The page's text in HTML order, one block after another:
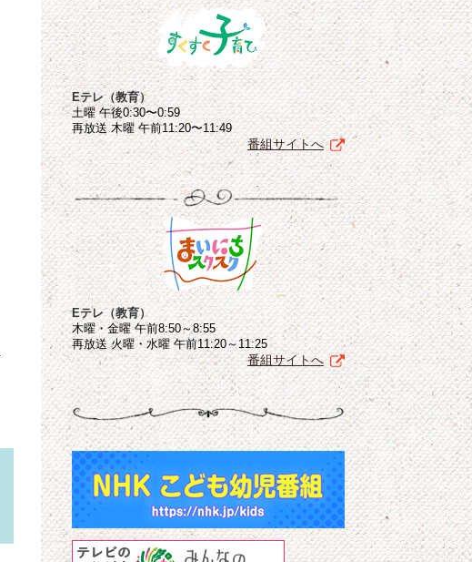
Eテレ（教育）
土曜 午後0:30〜0:59
再放送 木曜 午前11:20〜11:49
番組サイトへ
Eテレ（教育）
木曜・金曜 午前8:50～8:55
再放送 火曜・水曜 午前11:20～11:25
番組サイトへ